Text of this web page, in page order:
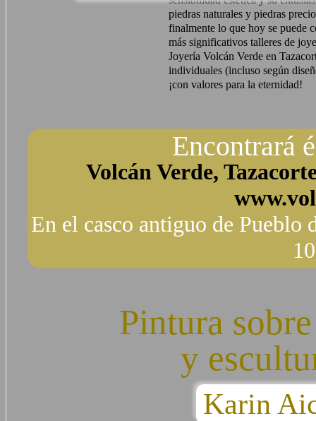
piedras naturales y piedras
finalmente lo que hoy se puede
más significativos talleres de
Joyería Volcán Verde en
individuales (incluso según
¡con valores para la eternidad!
Encontrará
Volcán Verde,
En el casco antiguo de Pueblo
Pintura
y
Karin